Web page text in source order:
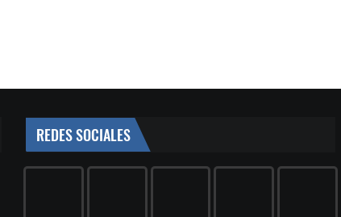
REDES SOCIALES